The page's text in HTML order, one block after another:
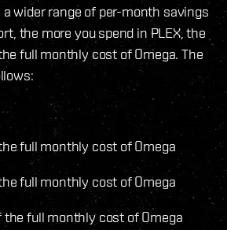
wider range of per-month savings
the more you spend in PLEX, the
full monthly cost of Omega. The
full monthly cost of Omega
full monthly cost of Omega
the full monthly cost of Omega